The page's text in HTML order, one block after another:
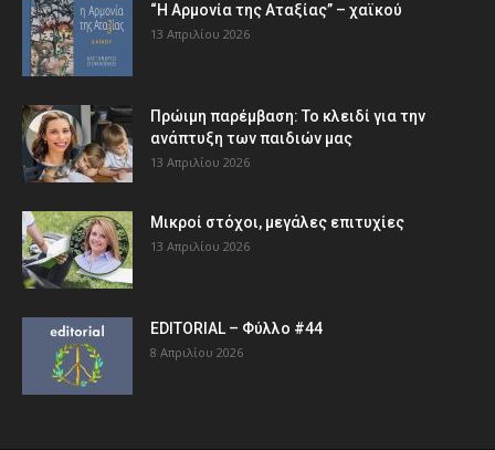
“Η Αρμονία της Αταξίας” – χαϊκού
13 Απριλίου 2026
Πρώιμη παρέμβαση: Το κλειδί για την
ανάπτυξη των παιδιών µας
13 Απριλίου 2026
Μικροί στόχοι, μεγάλες επιτυχίες
13 Απριλίου 2026
EDITORIAL – Φύλλο #44
8 Απριλίου 2026